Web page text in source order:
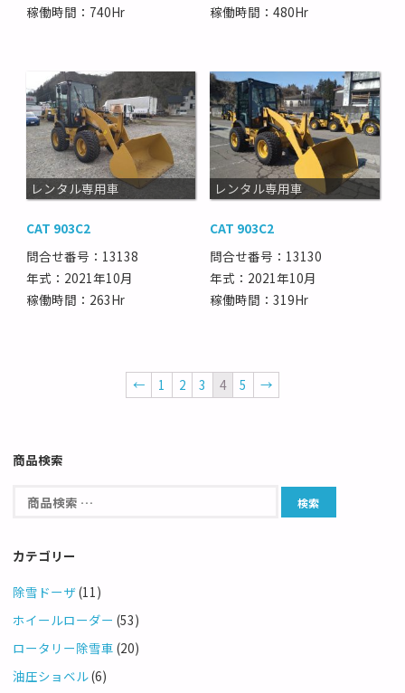
稼働時間：740Hr 稼働時間：480Hr
レンタル専用車
CAT 903C2
問合せ番号：13138
年式：2021年10月
稼働時間：263Hr
レンタル専用車
CAT 903C2
問合せ番号：13130
年式：2021年10月
稼働時間：319Hr
← 1 2 3 4 5 →
商品検索
カテゴリー
除雪ドーザ(11)
ホイールローダー (53)
ロータリー除雪車 (20)
油圧ショベル(6)